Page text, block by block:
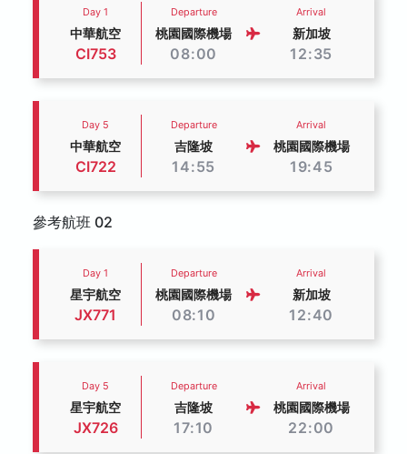
Day 1
中華航空
CI753
Departure
桃園國際機場
08:00
Arrival
新加坡
12:35
Day 5
中華航空
CI722
Departure
吉隆坡
14:55
Arrival
桃園國際機場
19:45
參考航班 02
Day 1
星宇航空
JX771
Departure
桃園國際機場
08:10
Arrival
新加坡
12:40
Day 5
星宇航空
JX726
Departure
吉隆坡
17:10
Arrival
桃園國際機場
22:00